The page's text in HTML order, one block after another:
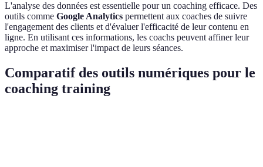
L'analyse des données est essentielle pour un coaching efficace. Des
outils comme Google Analytics permettent aux coaches de suivre
l'engagement des clients et d'évaluer l'efficacité de leur contenu en
ligne. En utilisant ces informations, les coachs peuvent affiner leur
approche et maximiser l'impact de leurs séances.
Comparatif des outils numériques pour le
coaching training